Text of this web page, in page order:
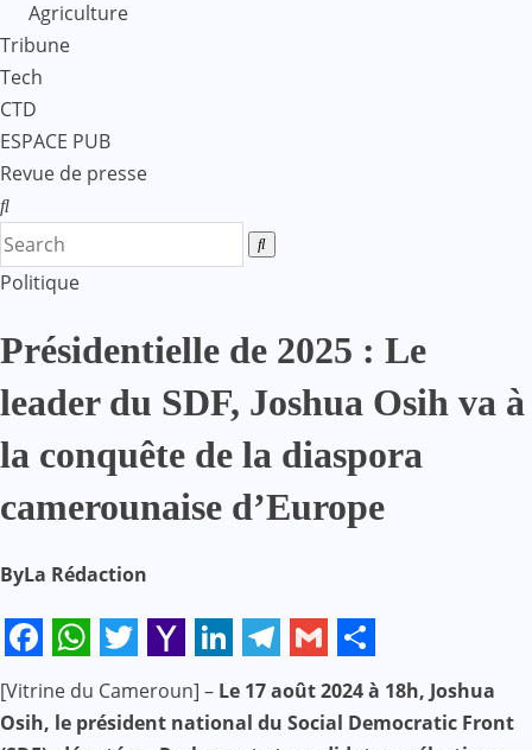
Agriculture
Tribune
Tech
CTD
ESPACE PUB
Revue de presse
Politique
Présidentielle de 2025 : Le
leader du SDF, Joshua Osih va à
la conquête de la diaspora
camerounaise d’Europe
ByLa Rédaction
Facebook
WhatsApp
Twitter
Yahoo
Mail
LinkedIn
Telegram
Gmail
Share
[Vitrine du Cameroun] – Le 17 août 2024 à 18h, Joshua
Osih, le président national du Social Democratic Front